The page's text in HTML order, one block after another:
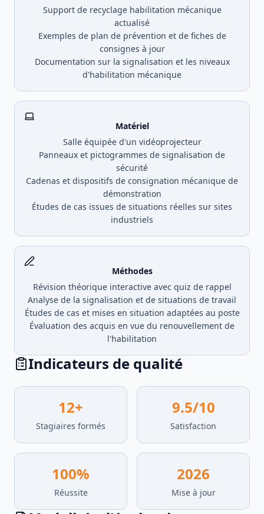
Support de recyclage habilitation mécanique
actualisé
Exemples de plan de prévention et de fiches de
consignes à jour
Documentation sur la signalisation et les niveaux
d'habilitation mécanique
Matériel
Salle équipée d'un vidéoprojecteur
Panneaux et pictogrammes de signalisation de
sécurité
Cadenas et dispositifs de consignation mécanique de
démonstration
Études de cas issues de situations réelles sur sites
industriels
Méthodes
Révision théorique interactive avec quiz de rappel
Analyse de la signalisation et de situations de travail
Études de cas et mises en situation adaptées au poste
Évaluation des acquis en vue du renouvellement de
l'habilitation
Indicateurs de qualité
12+
Stagiaires formés
9.5/10
Satisfaction
100%
Réussite
2026
Mise à jour